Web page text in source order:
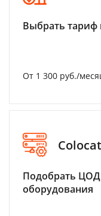
Выбрать тариф
От 1 300 руб./
Подобрать
оборудования